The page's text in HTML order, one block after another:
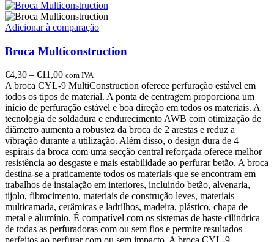
Adicionar à comparação
Broca Multiconstruction
€4,30 – €11,00 com IVA
A broca CYL-9 MultiConstruction oferece perfuração estável em
todos os tipos de material. A ponta de centragem proporciona um
início de perfuração estável e boa direção em todos os materiais. A
tecnologia de soldadura e endurecimento AWB com otimização de
diâmetro aumenta a robustez da broca de 2 arestas e reduz a
vibração durante a utilização. Além disso, o design dura de 4
espirais da broca com uma secção central reforçada oferece melhor
resistência ao desgaste e mais estabilidade ao perfurar betão. A broca
destina-se a praticamente todos os materiais que se encontram em
trabalhos de instalação em interiores, incluindo betão, alvenaria,
tijolo, fibrocimento, materiais de construção leves, materiais
multicamada, cerâmicas e ladrilhos, madeira, plástico, chapa de
metal e alumínio. É compatível com os sistemas de haste cilíndrica
de todas as perfuradoras com ou sem fios e permite resultados